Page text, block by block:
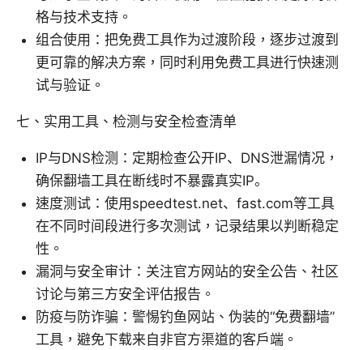
格与技术支持。
组合使用：把免费工具作为过渡阶段，逐步过渡到
更可靠的解决方案，同时利用免费工具进行快速测
试与验证。
七、实用工具、检测与安全检查清单
IP与DNS检测：定期检查公开IP、DNS泄漏情况，
确保翻墙工具在断线时不暴露真实IP。
速度测试：使用speedtest.net、fast.com等工具
在不同时间段进行多次测试，记录结果以判断稳定
性。
漏洞与安全审计：关注官方网站的安全公告、社区
讨论与第三方安全评估报告。
防疫与防诈骗：警惕钓鱼网站、伪装的“免费翻墙”
工具，避免下载来自非官方渠道的客户端。